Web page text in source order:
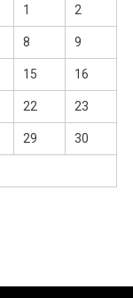
1 2
8 9
15 16
22 23
29 30